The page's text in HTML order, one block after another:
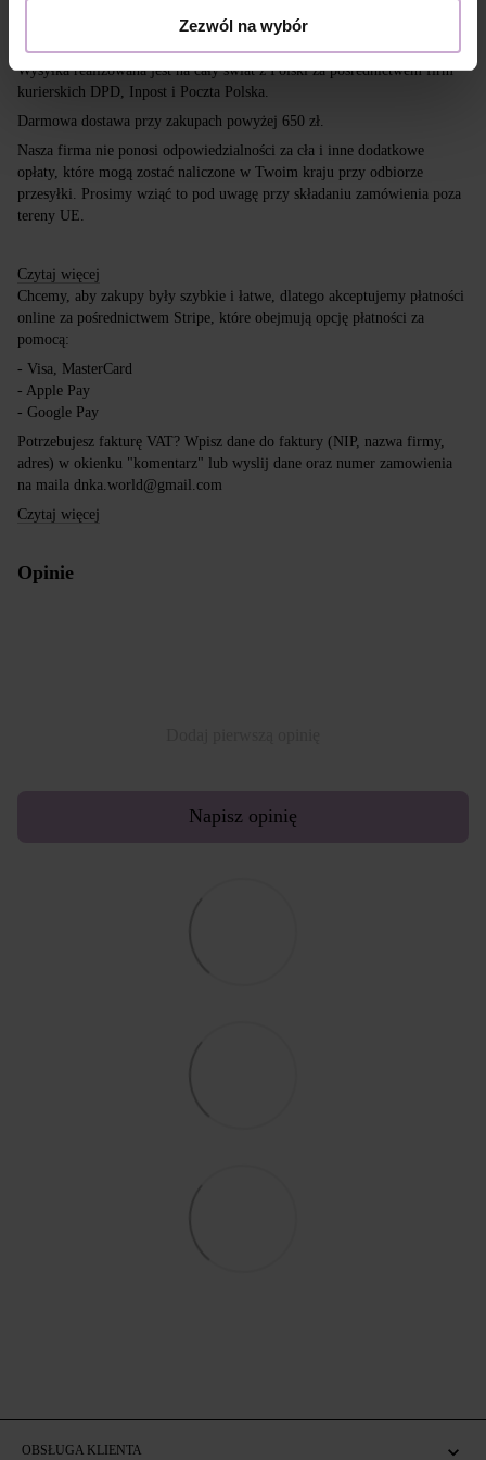
Zezwól na wybór
Dostawa Płatność
Wysyłka realizowana jest na cały świat z Polski za pośrednictwem firm
kurierskich DPD, Inpost i Poczta Polska.
Darmowa dostawa przy zakupach powyżej 650 zł.
Nasza firma nie ponosi odpowiedzialności za cła i inne dodatkowe
opłaty, które mogą zostać naliczone w Twoim kraju przy odbiorze
przesyłki. Prosimy wziąć to pod uwagę przy składaniu zamówienia poza
tereny UE.
Czytaj więcej
Chcemy, aby zakupy były szybkie i łatwe, dlatego akceptujemy płatności
online za pośrednictwem Stripe, które obejmują opcję płatności za
pomocą:
- Visa, MasterCard
- Apple Pay
- Google Pay
Potrzebujesz fakturę VAT? Wpisz dane do faktury (NIP, nazwa firmy,
adres) w okienku "komentarz" lub wyslij dane oraz numer zamowienia
na maila dnka.world@gmail.com
Czytaj więcej
Opinie
Napisz opinię
OBSŁUGA KLIENTA